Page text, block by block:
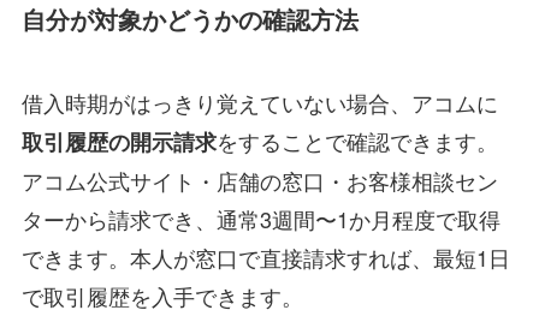
自分が対象かどうかの確認方法
借入時期がはっきり覚えていない場合、アコムに
取引履歴の開示請求をすることで確認できます。
アコム公式サイト・店舗の窓口・お客様相談セン
ターから請求でき、通常3週間〜1か月程度で取得
できます。本人が窓口で直接請求すれば、最短1日
で取引履歴を入手できます。